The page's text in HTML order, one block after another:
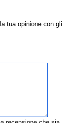
tua opinione con gli